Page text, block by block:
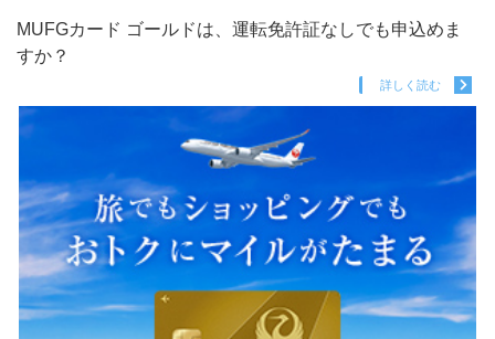
MUFGカード ゴールドは、運転免許証なしでも申込めま
すか？
詳しく読む